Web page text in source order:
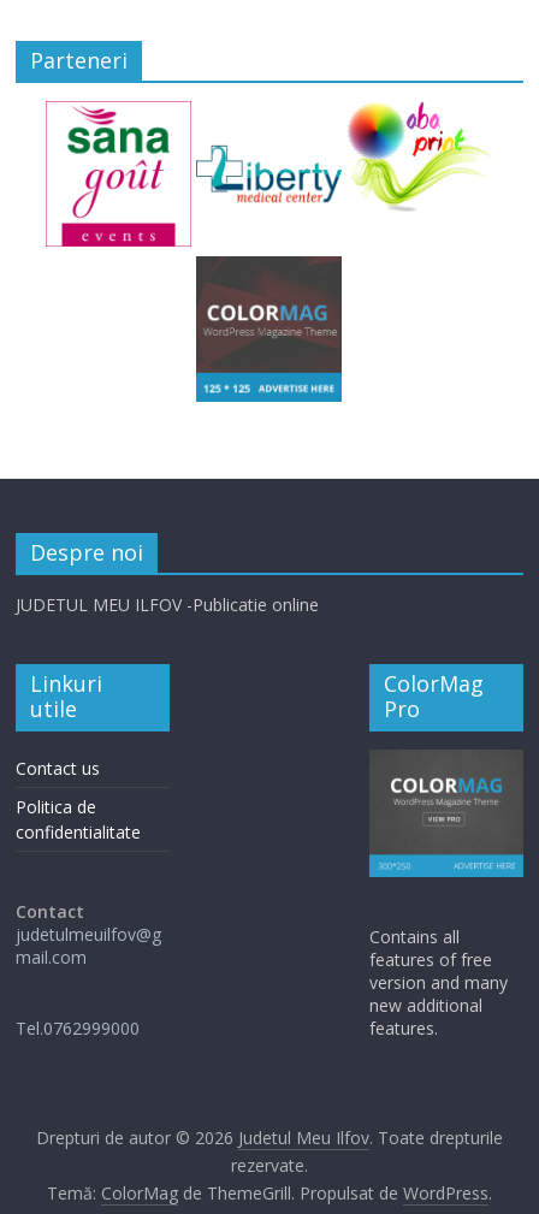
Parteneri
Despre noi
JUDETUL MEU ILFOV -Publicatie online
Linkuri
utile
Contact us
Politica de
confidentialitate
Contact
judetulmeuilfov@g
mail.com
Tel.0762999000
ColorMag
Pro
Contains all
features of free
version and many
new additional
features.
Drepturi de autor © 2026 Judetul Meu Ilfov. Toate drepturile
rezervate.
Temă: ColorMagde ThemeGrill. Propulsat de WordPress.